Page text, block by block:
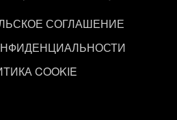
СОГЛАШЕНИЕ
COOKIE